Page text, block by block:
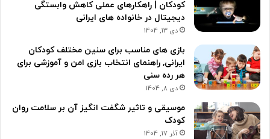
کودکان | راهکارهای عملی کاهش وابستگی
دیجیتال در خانواده های ایرانی
دی 13, 1404
بازی های مناسب برای سنین مختلف کودکان
ایرانی, راهنمای انتخاب بازی امن و آموزشی برای
هر رده سنی
دی 8, 1404
موسیقی و تاثیر شگفت انگیز آن بر سلامت روان
کودک
آذر 17, 1404